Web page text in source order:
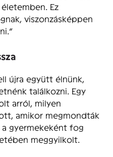
Ez
viszonzásképpen
újra együtt élnünk,
találkozni. Egy
arról, milyen
amikor megmondták
a gyermekeként fog
meggyilkolt.